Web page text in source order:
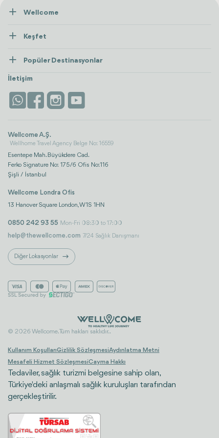
Wellcome
İletişim
Keşfet
Wellness
Konaklama
Life Platform
Popüler Destinasyonlar
Tümünü Gör
İstanbul
İletişim
Wellcome A.Ş.
Wellhome Travel Agency Belge No: 16559
Esentepe Mah. Büyükdere Cad.
Ferko Signature No: 175/6 Ofis No:116
Şişli / İstanbul
Wellcome Londra Ofis
13 Hanover Square London, W1S 1HN
0850 242 93 55 Mon-Fri 08:30 to 17:00
help@thewellcome.com 7/24 Sağlık Danışmanı
Diğer Lokasyonlar
© 2026 Wellcome. Tüm hakları saklıdır..
Kullanım KoşullarıGizlilik SözleşmesiAydınlatma Metni
Mesafeli Hizmet SözleşmesiCayma Hakkı
Tedaviler, sağlık turizmi belgesine sahip olan,
Türkiye'deki anlaşmalı sağlık kuruluşları tarafından
gerçekleştirilir.